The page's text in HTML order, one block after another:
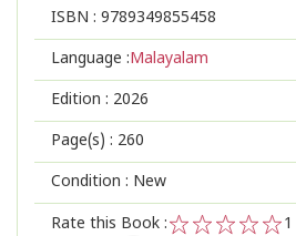
ISBN : 9789349855458
Language :Malayalam
Edition : 2026
Page(s) : 260
Condition : New
Rate this Book :
1